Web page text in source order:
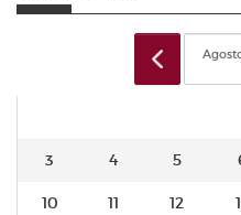
3 4 5
10 11 12